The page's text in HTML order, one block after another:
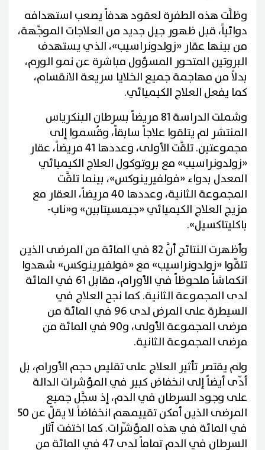
وظلَّت هذه الطفرة لعقود هدفاً يصعب استهدافه
دوائياً، قبل ظهور جيل جديد من العلاجات الموجَّهة،
من بينها عقار «زولدونراسيب»، الذي يستهدف
البروتين المتحور المسؤول مباشرة عن نمو الورم،
بدلاً من مهاجمة جميع الخلايا سريعة الانقسام،
كما يفعل العلاج الكيميائي.
وشملت الدراسة 81 مريضاً بسرطان البنكرياس
المنتشر لم يتلقوا علاجاً سابقاً، وقُسموا إلى
مجموعتين. تلقَّت الأولى، وعددها 41 مريضاً، عقار
«زولدونراسيب» مع بروتوكول العلاج الكيميائي
المعدل بدواء «فولفيرينوكس»، بينما تلقَّت
المجموعة الثانية، وعددها 40 مريضاً، العقار مع
مزيج العلاج الكيميائي «جيمسيتابين» و«ناب-
باكليتاكسيل».
وأظهرت النتائج أنَّ 82 في المائة من المرضى الذين
تلقّوا «زولدونراسيب» مع «فولفيرينوكس» شهدوا
انكماشاً ملحوظاً في الأورام، مقابل 61 في المائة
لدى المجموعة الثانية. كما نجح العلاج في
السيطرة على المرض لدى 96 في المائة من
مرضى المجموعة الأولى، و90 في المائة من
مرضى المجموعة الثانية.
ولم يقتصر تأثير العلاج على تقليص حجم الأورام، بل
أدّى أيضاً إلى انخفاض كبير في المؤشرات الدالة
على وجود السرطان في الدم، إذ سجَّل جميع
المرضى الذين أمكن تقييمهم انخفاضاً لا يقلّ عن 50
في المائة في هذه المؤشّرات. كما اختفت آثار
السرطان في الدم تماماً لدى 47 في المائة من